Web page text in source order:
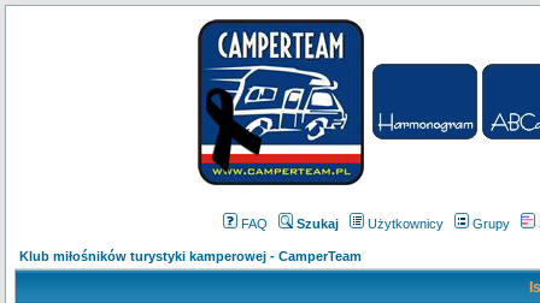
FAQ Szukaj Użytkownicy Grupy
Klub miłośników turystyki kamperowej - CamperTeam